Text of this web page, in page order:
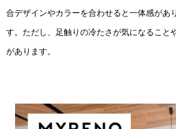
合デザインやカラーを合わせると一体感があ
す。ただし、足触りの冷たさが気になること
があります。